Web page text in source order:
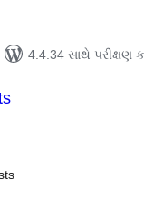
4.4.34 સાથે પરીક્ષણ